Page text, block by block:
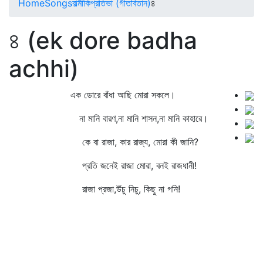
HomeSongsবাল্মীকিপ্রতিভা (গীতবিতান)৪
৪ (ek dore badha
achhi)
এক ডোরে বাঁধা আছি মোরা সকলে।
না মানি বারণ,না মানি শাসন,না মানি কাহারে।
কে বা রাজা, কার রাজ্য, মোরা কী জানি?
প্রতি জনেই রাজা মোরা, বনই রাজধানী!
রাজা প্রজা,উঁচু নিচু, কিছু না গনি!